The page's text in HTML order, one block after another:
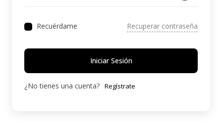
Recuérdame Recuperar contraseña
Iniciar Sesión
¿No tienes una cuenta? Regístrate